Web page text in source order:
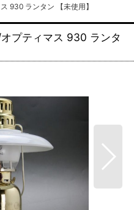
930 ランタン 【未使用】
プティマス 930 ランタ